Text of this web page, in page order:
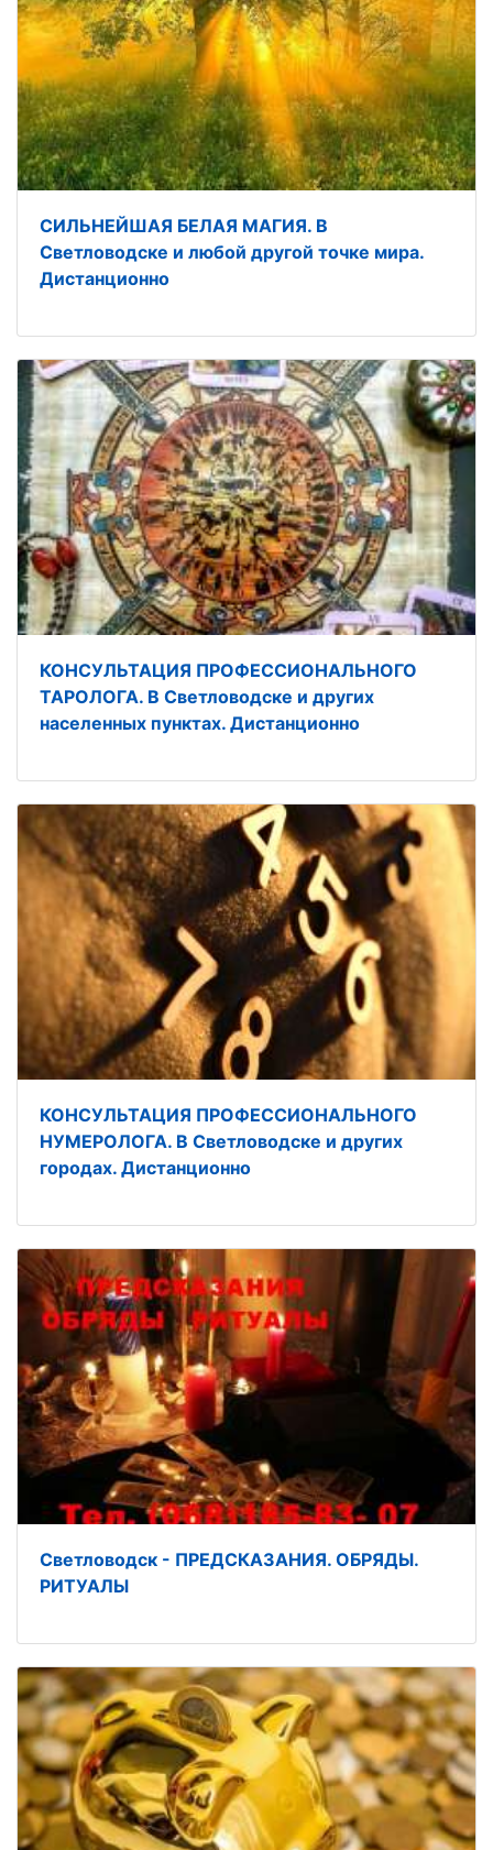
СИЛЬНЕЙШАЯ БЕЛАЯ МАГИЯ. В
Светловодске и любой другой точке мира.
Дистанционно
КОНСУЛЬТАЦИЯ ПРОФЕССИОНАЛЬНОГО
ТАРОЛОГА. В Светловодске и других
населенных пунктах. Дистанционно
КОНСУЛЬТАЦИЯ ПРОФЕССИОНАЛЬНОГО
НУМЕРОЛОГА. В Светловодске и других
городах. Дистанционно
Светловодск - ПРЕДСКАЗАНИЯ. ОБРЯДЫ.
РИТУАЛЫ